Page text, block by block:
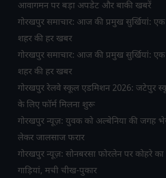
आवागमन पर बड़ा अपडेट और बाकी खबरें
गोरखपुर समाचार: आज की प्रमुख सुर्खियां:
शहर की हर खबर
गोरखपुर समाचार: आज की प्रमुख सुर्खियां:
शहर की हर खबर
गोरखपुर रेलवे स्कूल एडमिशन 2026: जटेपुर
के लिए फॉर्म मिलना शुरू
गोरखपुर न्यूज़: युवक को अल्बेनिया की जगह
लेकर जालसाज फरार
गोरखपुर न्यूज़: सोनबरसा फोरलेन पर कोहरे
गाड़ियां, मची चीख-पुकार